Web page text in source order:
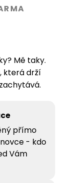
Mě taky.
která drží
přímo
- kdo
Vám